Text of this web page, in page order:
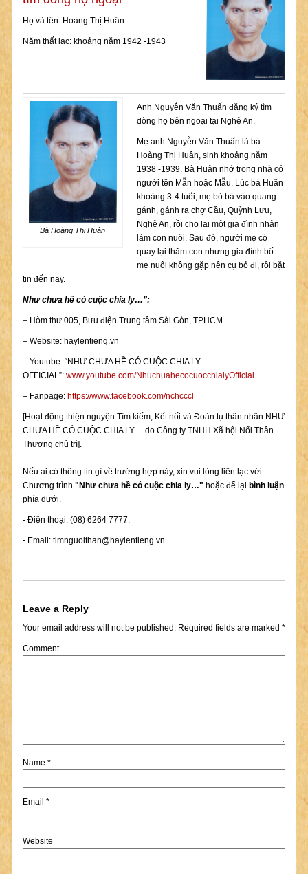
Họ và tên: Hoàng Thị Huân
Năm thất lạc: khoảng năm 1942 -1943
Bà Hoàng Thị Huân
Anh Nguyễn Văn Thuấn đăng ký tìm
dòng họ bên ngoại tại Nghệ An.
Mẹ anh Nguyễn Văn Thuấn là bà
Hoàng Thị Huân, sinh khoảng năm
1938 -1939. Bà Huân nhớ trong nhà có
người tên Mẫn hoặc Mẫu. Lúc bà Huân
khoảng 3-4 tuổi, mẹ bỏ bà vào quang
gánh, gánh ra chợ Cầu, Quỳnh Lưu,
Nghệ An, rồi cho lại một gia đình nhận
làm con nuôi. Sau đó, người mẹ có
quay lại thăm con nhưng gia đình bố
mẹ nuôi không gặp nên cụ bỏ đi, rồi bặt
tin đến nay.
Như chưa hề có cuộc chia ly…”:
– Hòm thư 005, Bưu điện Trung tâm Sài Gòn, TPHCM
– Website: haylentieng.vn
– Youtube: “NHƯ CHƯA HỀ CÓ CUỘC CHIA LY –
OFFICIAL”: www.youtube.com/NhuchuahecocuocchialyOfficial
– Fanpage: https://www.facebook.com/nchcccl
[Hoạt động thiện nguyện Tìm kiếm, Kết nối và Đoàn tụ thân nhân NHƯ
CHƯA HỀ CÓ CUỘC CHIA LY… do Công ty TNHH Xã hội Nối Thân
Thương chủ trì].
Nếu ai có thông tin gì về trường hợp này, xin vui lòng liên lạc với
Chương trình "Như chưa hề có cuộc chia ly…" hoặc để lại bình luận
phía dưới.
- Điện thoại: (08) 6264 7777.
- Email: timnguoithan@haylentieng.vn.
Leave a Reply
Your email address will not be published.Required fields are marked *
Comment
Name *
Email *
Website